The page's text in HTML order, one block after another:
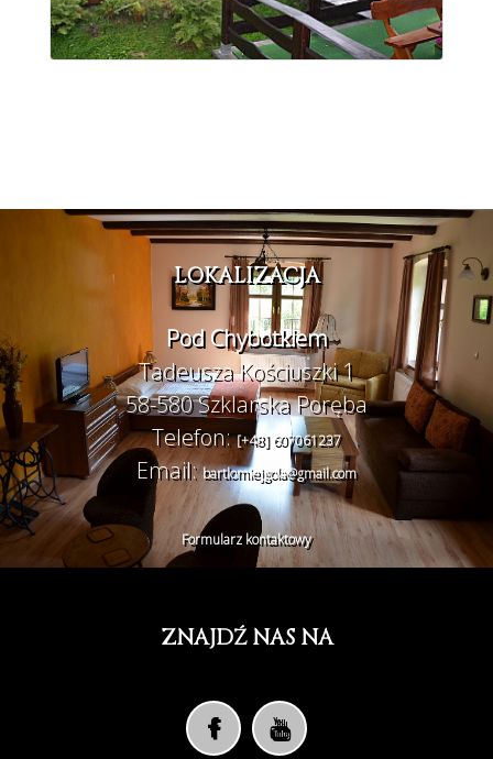
LOKALIZACJA
Pod Chybotkiem
Tadeusza Kościuszki 1
58-580 Szklarska Poręba
Telefon:[+48] 607061237
Email:bartlomiejgola@gmail.com
Formularz kontaktowy
ZNAJDŹ NAS NA